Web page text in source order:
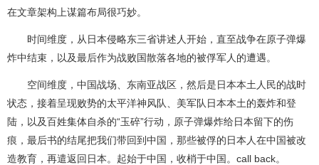
在文章架构上谋篇布局很巧妙。
时间维度，从日本侵略东三省讲述人开始，直至战争在原子弹爆
炸中结束，以及最后作为战败国散落各地的被俘军人的遭遇。
空间维度，中国战场、东南亚战区，然后是日本本土人民的战时
状态，接着呈现败势的太平洋神风队、美军队日本本土的轰炸和登
陆，以及百姓集体自杀的“玉碎”行动，原子弹爆炸给日本留下的伤
痕，最后书的结尾把我们带回到中国，那些被俘的日本人在中国被改
造教育，再遣返回日本。起始于中国，收梢于中国。call back。